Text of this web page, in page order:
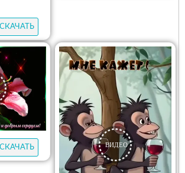
СКАЧАТЬ
СКАЧАТЬ